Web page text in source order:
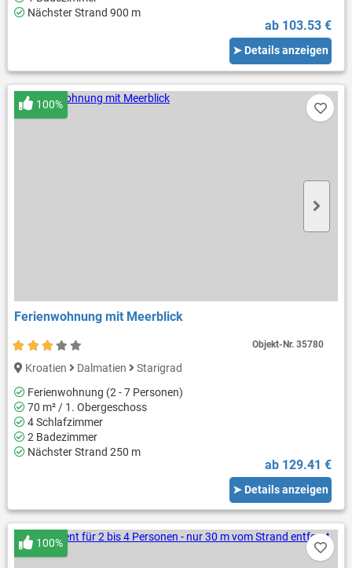
Nächster Strand 900 m
ab 103.53 €
➤ Details anzeigen
Ferienwohnung mit Meerblick
100%
Kroatien Dalmatien
Starigrad
Ferienwohnung (2 - 7 Personen)
70 m² / 1. Obergeschoss
4 Schlafzimmer
2 Badezimmer
Nächster Strand 250 m
ab 129.41 €
➤ Details anzeigen
Objekt-Nr.35780
100%